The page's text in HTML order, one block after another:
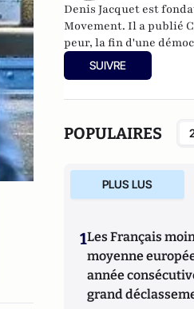
Denis Jacquet est
Movement. Il a publié
peur, la fin d'une
Eyrolles.
SUIVRE
POPULAIRES
PLUS LUS
1Les Français
moyenne
année
grand